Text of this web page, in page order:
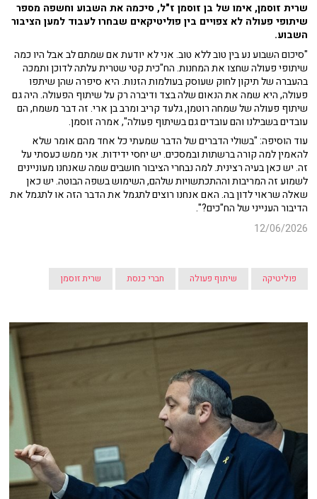
שרית זוסמן, אימו של בן זוסמן ז"ל, סיכמה את השבוע וחשפה מספר
שיתופי פעולה לא צפויים בין פוליטיקאים שבחרו לעבוד למען הציבור
השבוע.
"סיכום השבוע נע בין טוב ללא טוב. אני לא יודעת אם שמתם לב אבל היו כמה
שיתופי פעולה שחצו את המחנות. הח"כית קטי שטרית עלתה לדוכן ותמכה
בהעברה של תיקון לחוק שעוסק בעולמות הזנות. היא סיפרה שהן שיתפו
פעולה, היא שמה את הנאום שלה בצד ודיברה רק על שיתוף הפעולה. היה גם
שיתוף פעולה של שמחה רוטמן, גלעד קריב ומרב בן ארי. זה דבר משמח, הם
עובדים בשבילנו והם עובדים גם בשיתוף פעולה", אמרה זוסמן.
עוד הוסיפה: "בשולי הדברים של הדבר שמעתי כל אחד מהם אומר שלא
להאמין למה קורה ברשתות ובמסכים. יש יחסי ידידות. אני ממש כעסתי על
זה. יש כאן בעיה רצינית. למה נבחרי הציבור חושבים שמה שאנחנו מעוניינים
לשמוע זה המריבות וההתכתשויות שלהם, השימוש בשפה הבוטה. יש כאן
שאלה שראוי לדון בה. האם אנחנו רוצים לתגמל את הדבר הזה או לתגמל את
הדיבור הענייני של הח"כים?".
12/06/2026
פוליטיקה שיתוף פעולה חברי כנסת שרית זוסמן